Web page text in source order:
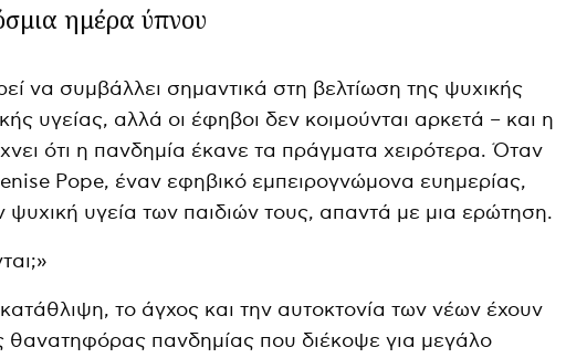
ημέρα ύπνου
να συμβάλλει σημαντικά στη βελτίωση της ψυχικής
υγείας, αλλά οι έφηβοι δεν κοιμούνται αρκετά – και η
ότι η πανδημία έκανε τα πράγματα χειρότερα. Όταν
Pope, έναν εφηβικό εμπειρογνώμονα ευημερίας,
ψυχική υγεία των παιδιών τους, απαντά με μια ερώτηση.
το άγχος και την αυτοκτονία των νέων έχουν
θανατηφόρας πανδημίας που διέκοψε για μεγάλο